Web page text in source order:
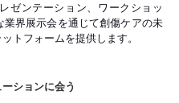
ゼンテーション、ワークショッ
界展示会を通じて創傷ケアの未
トフォームを提供します。
ションに会う